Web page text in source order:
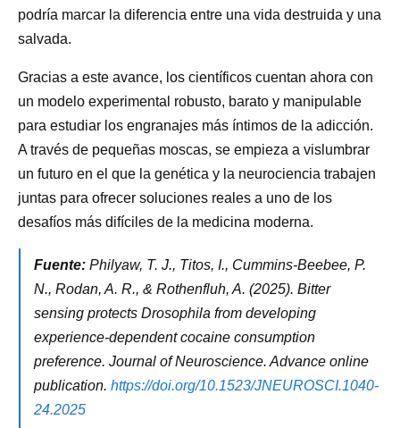
podría marcar la diferencia entre una vida destruida y una
salvada.
Gracias a este avance, los científicos cuentan ahora con
un modelo experimental robusto, barato y manipulable
para estudiar los engranajes más íntimos de la adicción.
A través de pequeñas moscas, se empieza a vislumbrar
un futuro en el que la genética y la neurociencia trabajen
juntas para ofrecer soluciones reales a uno de los
desafíos más difíciles de la medicina moderna.
Fuente: Philyaw, T. J., Titos, I., Cummins-Beebee, P.
N., Rodan, A. R., & Rothenfluh, A. (2025). Bitter
sensing protects Drosophila from developing
experience-dependent cocaine consumption
preference. Journal of Neuroscience. Advance online
publication. https://doi.org/10.1523/JNEUROSCI.1040-
24.2025